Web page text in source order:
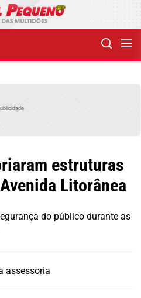
estruturas
Litorânea
do público durante as
assessoria